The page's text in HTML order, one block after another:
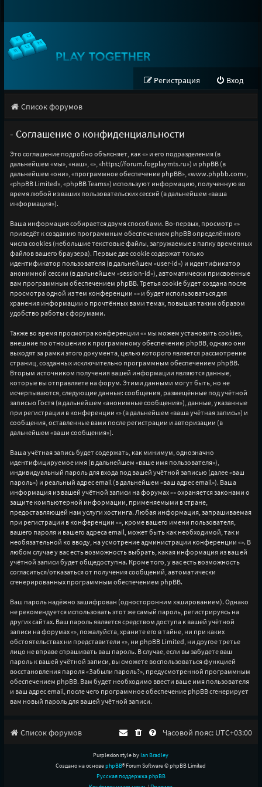
Вход
Регистрация
Список форумов
- Соглашение о конфиденциальности
Это соглашение подробно объясняет, как «» и его подразделения (в
дальнейшем «мы», «наш», «», «https://forum.fogplaymts.ru») и phpBB (в
дальнейшем «они», «программное обеспечение phpBB», «www.phpbb.com»,
«phpBB Limited», «phpBB Teams») используют информацию, полученную во
время любой из ваших пользовательских сессий (в дальнейшем «ваша
информация»).
Ваша информация собирается двумя способами. Во-первых, просмотр «»
приведёт к созданию программным обеспечением phpBB определённого
числа cookies (небольшие текстовые файлы, загружаемые в папку временных
файлов вашего браузера). Первые две cookie содержат только
идентификатор пользователя (в дальнейшем «user-id») и идентификатор
анонимной сессии (в дальнейшем «session-id»), автоматически присвоенные
вам программным обеспечением phpBB. Третья cookie будет создана после
просмотра одной из тем конференции «» и будет использоваться для
хранения информации о прочтённых вами темах, повышая таким образом
удобство работы с форумами.
Также во время просмотра конференции «» мы можем установить cookies,
внешние по отношению к программному обеспечению phpBB, однако они
выходят за рамки этого документа, целью которого является рассмотрение
страниц, созданных исключительно программным обеспечением phpBB.
Вторым источником получения вашей информации являются данные,
которые вы отправляете на форум. Этими данными могут быть, но не
исчерпываются, следующие данные: сообщения, размещённые под учётной
записью Гостя (в дальнейшем «анонимные сообщения»), данные, указанные
при регистрации в конференции «» (в дальнейшем «ваша учётная запись») и
сообщения, оставленные вами после регистрации и авторизации (в
дальнейшем «ваши сообщения»).
Ваша учётная запись будет содержать, как минимум, однозначно
идентифицируемое имя (в дальнейшем «ваше имя пользователя»),
индивидуальный пароль для входа под вашей учётной записью (далее «ваш
пароль») и реальный адрес email (в дальнейшем «ваш адрес email»). Ваша
информация из вашей учётной записи на форумах «» охраняется законами о
защите компьютерной информации, применяемыми в стране,
предоставляющей нам услуги хостинга. Любая информация, запрашиваемая
при регистрации в конференции «», кроме вашего имени пользователя,
вашего пароля и вашего адреса email, может быть как необходимой, так и
необязательной ко вводу, на усмотрение администрации конференции «». В
любом случае у вас есть возможность выбрать, какая информация из вашей
учётной записи будет общедоступна. Кроме того, у вас есть возможность
согласиться/отказаться от получения сообщений, автоматически
сгенерированных программным обеспечением phpBB.
Ваш пароль надёжно зашифрован (односторонним хэшированием). Однако
не рекомендуется использовать этот же самый пароль, регистрируясь на
других сайтах. Ваш пароль является средством доступа к вашей учётной
записи на форумах «», пожалуйста, храните его в тайне, ни при каких
обстоятельствах ни представители «», ни phpBB Limited, ни другое третье
лицо не вправе спрашивать ваш пароль. В случае, если вы забудете ваш
пароль к вашей учётной записи, вы сможете воспользоваться функцией
восстановления пароля «Забыли пароль?», предусмотренной программным
обеспечением phpBB. Вам будет необходимо ввести ваше имя пользователя
и ваш адрес email, после чего программное обеспечение phpBB сгенерирует
вам новый пароль для вашей учётной записи.
Список форумов Часовой пояс: UTC+03:00
Purplexion style by Ian Bradley
Создано на основеphpBB® Forum Software © phpBB Limited
Русская поддержка phpBB